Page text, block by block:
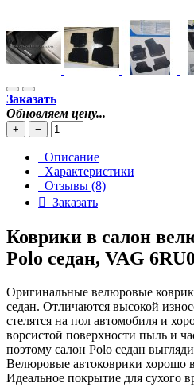
Заказать
Обновляем цену...
+ −
Описание
Характеристики
Отзывы (8)
Заказать
Коврики в салон
Polo седан, VAG
Оригинальные велюровые
седан. Отличаются высокой
стелятся на пол автомобиля и
ворсистой поверхности пыль и
поэтому салон Polo седан
Велюровые автоковрики хорошо
Идеальное покрытие для сухого